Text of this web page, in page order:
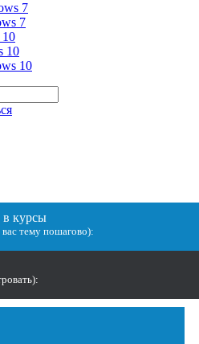
7
7
10
10
10
курсы
тему пошагово):